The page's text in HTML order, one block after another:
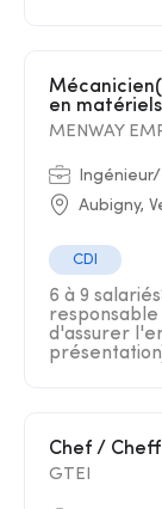
Mécanicien(ne) d'atelier et de chantier
en matériels
MENWAY
Aubigny,
CDI
6 à 9
responsable
d'assurer
Chef /
GTEI